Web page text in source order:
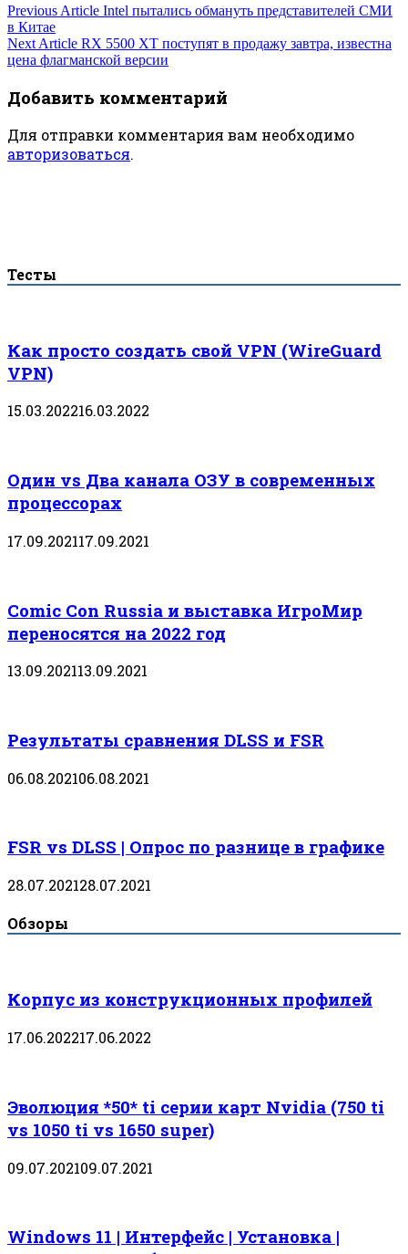
Навигация
по
записям
Previous Article Intel пытались обмануть представителей СМИ
в Китае
Next Article RX 5500 XT поступят в продажу завтра, известна
цена флагманской версии
Добавить комментарий
Для отправки комментария вам необходимо
авторизоваться.
Тесты
Как просто создать свой VPN (WireGuard
VPN)
15.03.202216.03.2022
Один vs Два канала ОЗУ в современных
процессорах
17.09.202117.09.2021
Comic Con Russia и выставка ИгроМир
переносятся на 2022 год
13.09.202113.09.2021
Результаты сравнения DLSS и FSR
06.08.202106.08.2021
FSR vs DLSS | Опрос по разнице в графике
28.07.202128.07.2021
Обзоры
Корпус из конструкционных профилей
17.06.202217.06.2022
Эволюция *50* ti серии карт Nvidia (750 ti
vs 1050 ti vs 1650 super)
09.07.202109.07.2021
Windows 11 | Интерфейс | Установка |